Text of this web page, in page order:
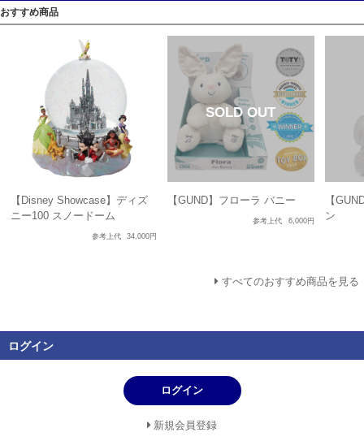
おすすめ商品
【Disney Showcase】ディズ
ニー100 スノードーム
参考上代 34,000円
【GUND】フローラ バニー
参考上代 6,000円
【
ン
すべてのおすすめ商品を見る
ログイン
ログイン
新規会員登録